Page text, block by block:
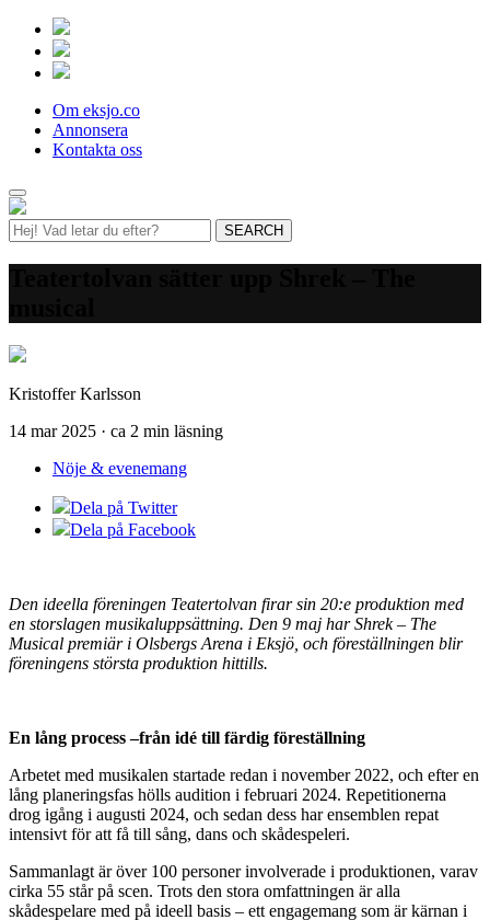
Om eksjo.co
Annonsera
Kontakta oss
Kristoffer Karlsson
14 mar 2025 · ca 2 min läsning
Nöje & evenemang
Dela på Twitter
Dela på Facebook
Den ideella föreningen Teatertolvan firar sin 20:e produktion med
en storslagen musikaluppsättning. Den 9 maj har Shrek – The
Musical premiär i Olsbergs Arena i Eksjö, och föreställningen blir
föreningens största produktion hittills.
En lång process –från idé till färdig föreställning
Arbetet med musikalen startade redan i november 2022, och efter en
lång planeringsfas hölls audition i februari 2024. Repetitionerna
drog igång i augusti 2024, och sedan dess har ensemblen repat
intensivt för att få till sång, dans och skådespeleri.
Sammanlagt är över 100 personer involverade i produktionen, varav
cirka 55 står på scen. Trots den stora omfattningen är alla
skådespelare med på ideell basis – ett engagemang som är kärnan i